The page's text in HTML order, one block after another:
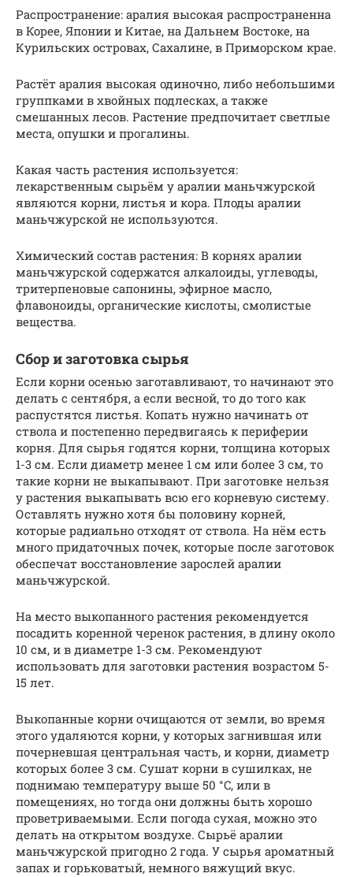
Распространение: аралия высокая распространенна
в Корее, Японии и Китае, на Дальнем Востоке, на
Курильских островах, Сахалине, в Приморском крае.
Растёт аралия высокая одиночно, либо небольшими
группками в хвойных подлесках, а также
смешанных лесов. Растение предпочитает светлые
места, опушки и прогалины.
Какая часть растения используется:
лекарственным сырьём у аралии маньчжурской
являются корни, листья и кора. Плоды аралии
маньчжурской не используются.
Химический состав растения: В корнях аралии
маньчжурской содержатся алкалоиды, углеводы,
тритерпеновые сапонины, эфирное масло,
флавоноиды, органические кислоты, смолистые
вещества.
Сбор и заготовка сырья
Если корни осенью заготавливают, то начинают это
делать с сентября, а если весной, то до того как
распустятся листья. Копать нужно начинать от
ствола и постепенно передвигаясь к периферии
корня. Для сырья годятся корни, толщина которых
1-3 см. Если диаметр менее 1 см или более 3 см, то
такие корни не выкапывают. При заготовке нельзя
у растения выкапывать всю его корневую систему.
Оставлять нужно хотя бы половину корней,
которые радиально отходят от ствола. На нём есть
много придаточных почек, которые после заготовок
обеспечат восстановление зарослей аралии
маньчжурской.
На место выкопанного растения рекомендуется
посадить коренной черенок растения, в длину около
10 см, и в диаметре 1-3 см. Рекомендуют
использовать для заготовки растения возрастом 5-
15 лет.
Выкопанные корни очищаются от земли, во время
этого удаляются корни, у которых загнившая или
почерневшая центральная часть, и корни, диаметр
которых более 3 см. Сушат корни в сушилках, не
поднимаю температуру выше 50 °C, или в
помещениях, но тогда они должны быть хорошо
проветриваемыми. Если погода сухая, можно это
делать на открытом воздухе. Сырьё аралии
маньчжурской пригодно 2 года. У сырья ароматный
запах и горьковатый, немного вяжущий вкус.